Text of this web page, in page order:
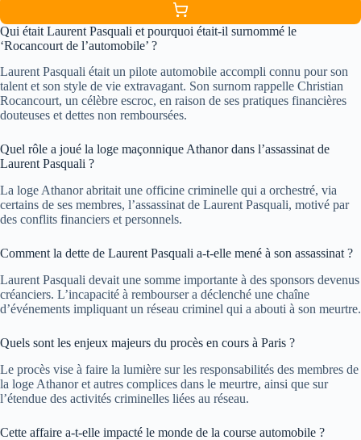
Qui était Laurent Pasquali et pourquoi était-il surnommé le
‘Rocancourt de l’automobile’ ?
Laurent Pasquali était un pilote automobile accompli connu pour son
talent et son style de vie extravagant. Son surnom rappelle Christian
Rocancourt, un célèbre escroc, en raison de ses pratiques financières
douteuses et dettes non remboursées.
Quel rôle a joué la loge maçonnique Athanor dans l’assassinat de
Laurent Pasquali ?
La loge Athanor abritait une officine criminelle qui a orchestré, via
certains de ses membres, l’assassinat de Laurent Pasquali, motivé par
des conflits financiers et personnels.
Comment la dette de Laurent Pasquali a-t-elle mené à son assassinat ?
Laurent Pasquali devait une somme importante à des sponsors devenus
créanciers. L’incapacité à rembourser a déclenché une chaîne
d’événements impliquant un réseau criminel qui a abouti à son meurtre.
Quels sont les enjeux majeurs du procès en cours à Paris ?
Le procès vise à faire la lumière sur les responsabilités des membres de
la loge Athanor et autres complices dans le meurtre, ainsi que sur
l’étendue des activités criminelles liées au réseau.
Cette affaire a-t-elle impacté le monde de la course automobile ?